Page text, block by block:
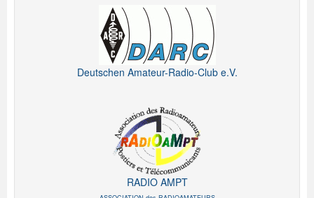
Deutschen Amateur-Radio-Club e.V.
RADIO AMPT